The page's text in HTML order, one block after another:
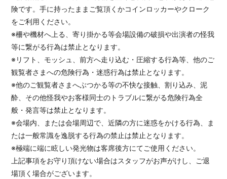
険です。手に持ったままご覧頂くかコインロッカーやクローク
をご利用ください。
※柵や機材へ上る、寄り掛かる等会場設備の破損や出演者の怪我
等に繋がる行為は禁止となります。
※リフト、モッシュ、前方へ走り込む・圧縮する行為等、他のご
観覧者さまへの危険行為・迷惑行為は禁止となります。
※他のご観覧者さまへぶつかる等の不快な接触、割り込み、泥
酔、その他怪我やお客様同士のトラブルに繋がる危険行為全
般・発言等は禁止となります。
※会場内、または会場周辺で、近隣の方に迷惑をかける行為、ま
たは一般常識を逸脱する行為の禁止は禁止となります。
※極端に端に眩しい発光物は客席後方にてご使用ください。
上記事項をお守り頂けない場合はスタッフがお声がけし、ご退
場頂く場合がございます。